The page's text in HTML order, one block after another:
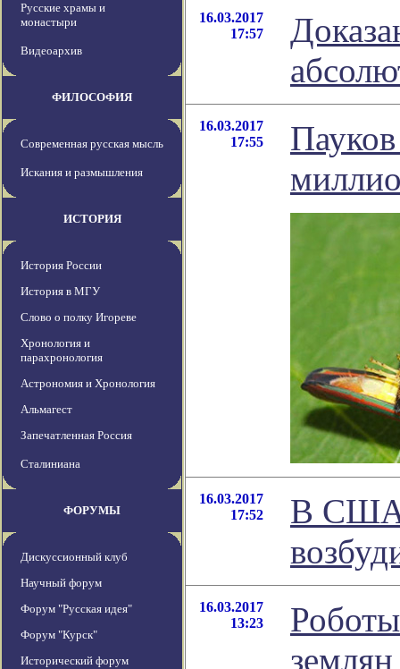
Русские храмы и
монастыри
Видеоархив
ФИЛОСОФИЯ
Современная русская мысль
Искания и размышления
ИСТОРИЯ
История России
История в МГУ
Слово о полку Игореве
Хронология и
парахронология
Астрономия и Хронология
Альмагест
Запечатленная Россия
Сталиниана
ФОРУМЫ
Дискуссионный клуб
Научный форум
Форум "Русская идея"
Форум "Курск"
Исторический форум
16.03.2017
17:57
16.03.2017
17:55
16.03.2017
17:52
В США
16.03.2017
13:23